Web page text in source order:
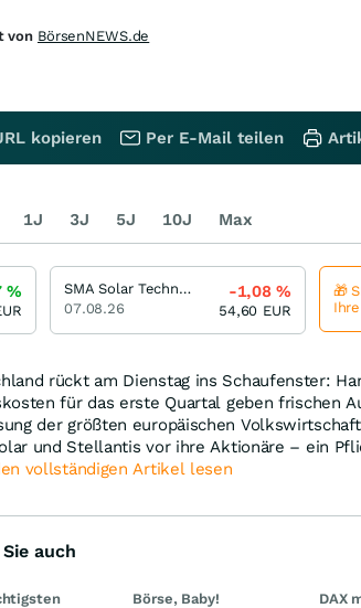
rückt am Dienstag ins Schaufenster:
für das erste Quartal geben frischen
der größten europäischen
und Stellantis vor ihre Aktionäre – ein
vollständigen Artikel lesen
auch
Börse, Baby!
DAX
von BörsenNEWS.de
kopieren Per E-Mail teilen
1J 3J 5J 10J Max
%
SMA Solar Technology
07.08.26
-1,08%
54,60 EUR
🎁